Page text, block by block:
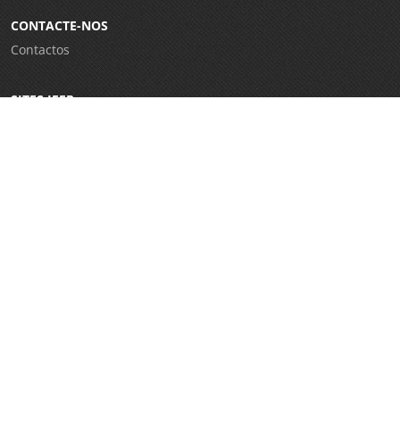
CONTACTE-NOS
Contactos
SITES IEFP